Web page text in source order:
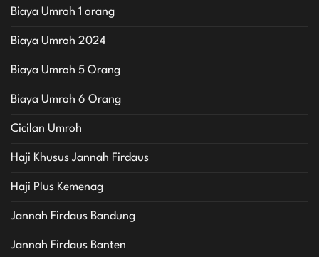
Biaya Umroh 1 orang
Biaya Umroh 2024
Biaya Umroh 5 Orang
Biaya Umroh 6 Orang
Cicilan Umroh
Haji Khusus Jannah Firdaus
Haji Plus Kemenag
Jannah Firdaus Bandung
Jannah Firdaus Banten